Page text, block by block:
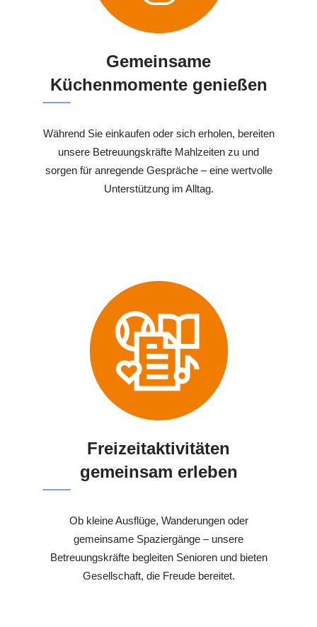
Gemeinsame
Küchenmomente genießen
Während Sie einkaufen oder sich erholen, bereiten
unsere Betreuungskräfte Mahlzeiten zu und
sorgen für anregende Gespräche – eine wertvolle
Unterstützung im Alltag.
Freizeitaktivitäten
gemeinsam erleben
Ob kleine Ausflüge, Wanderungen oder
gemeinsame Spaziergänge – unsere
Betreuungskräfte begleiten Senioren und bieten
Gesellschaft, die Freude bereitet.